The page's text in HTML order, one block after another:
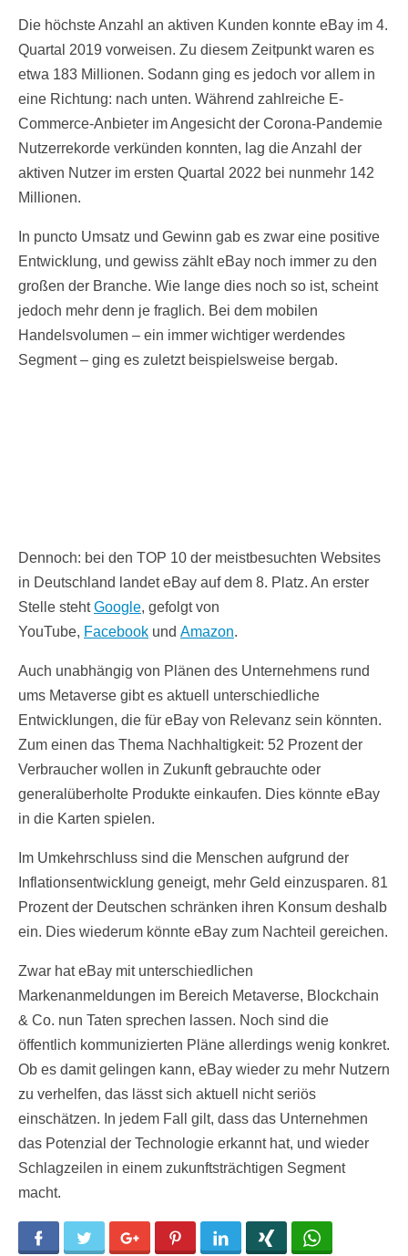
Die höchste Anzahl an aktiven Kunden konnte eBay im 4.
Quartal 2019 vorweisen. Zu diesem Zeitpunkt waren es
etwa 183 Millionen. Sodann ging es jedoch vor allem in
eine Richtung: nach unten. Während zahlreiche E-
Commerce-Anbieter im Angesicht der Corona-Pandemie
Nutzerrekorde verkünden konnten, lag die Anzahl der
aktiven Nutzer im ersten Quartal 2022 bei nunmehr 142
Millionen.
In puncto Umsatz und Gewinn gab es zwar eine positive
Entwicklung, und gewiss zählt eBay noch immer zu den
großen der Branche. Wie lange dies noch so ist, scheint
jedoch mehr denn je fraglich. Bei dem mobilen
Handelsvolumen – ein immer wichtiger werdendes
Segment – ging es zuletzt beispielsweise bergab.
Dennoch: bei den TOP 10 der meistbesuchten Websites
in Deutschland landet eBay auf dem 8. Platz. An erster
Stelle stehtGoogle, gefolgt von
YouTube, Facebook und Amazon.
Auch unabhängig von Plänen des Unternehmens rund
ums Metaverse gibt es aktuell unterschiedliche
Entwicklungen, die für eBay von Relevanz sein könnten.
Zum einen das Thema Nachhaltigkeit: 52 Prozent der
Verbraucher wollen in Zukunft gebrauchte oder
generalüberholte Produkte einkaufen. Dies könnte eBay
in die Karten spielen.
Im Umkehrschluss sind die Menschen aufgrund der
Inflationsentwicklung geneigt, mehr Geld einzusparen. 81
Prozent der Deutschen schränken ihren Konsum deshalb
ein. Dies wiederum könnte eBay zum Nachteil gereichen.
Zwar hat eBay mit unterschiedlichen
Markenanmeldungen im Bereich Metaverse, Blockchain
& Co. nun Taten sprechen lassen. Noch sind die
öffentlich kommunizierten Pläne allerdings wenig konkret.
Ob es damit gelingen kann, eBay wieder zu mehr Nutzern
zu verhelfen, das lässt sich aktuell nicht seriös
einschätzen. In jedem Fall gilt, dass das Unternehmen
das Potenzial der Technologie erkannt hat, und wieder
Schlagzeilen in einem zukunftsträchtigen Segment
macht.
Facebook Twitter Google+ Pinterest LinkedIn